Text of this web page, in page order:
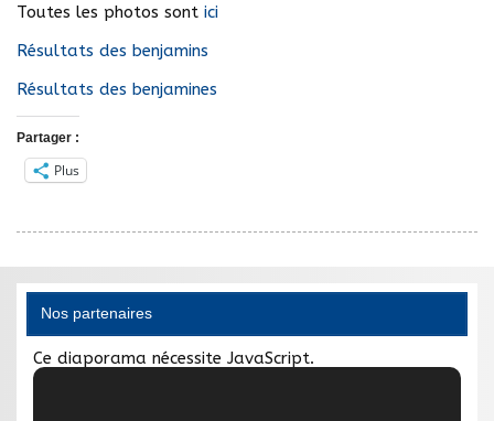
Toutes les photos sontici
Résultats des benjamins
Résultats des benjamines
Partager :
Plus
Nos partenaires
Ce diaporama nécessite JavaScript.